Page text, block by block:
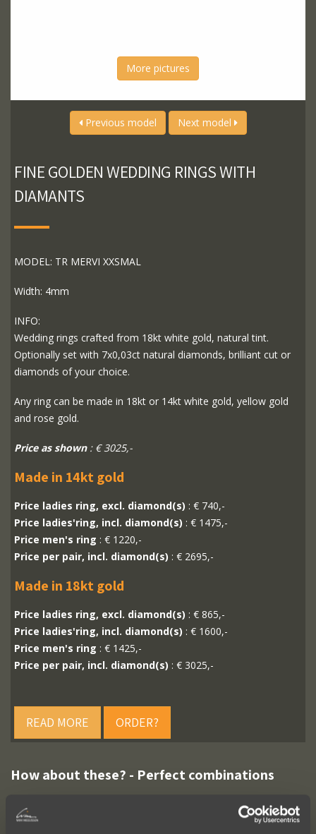
More pictures
Previous model Next model
FINE GOLDEN WEDDING RINGS WITH
DIAMANTS
MODEL: TR MERVI XXSMAL
Width: 4mm
INFO:
Wedding rings crafted from 18kt white gold, natural tint.
Optionally set with 7x0,03ct natural diamonds, brilliant cut or
diamonds of your choice.
Any ring can be made in 18kt or 14kt white gold, yellow gold
and rose gold.
Price as shown: € 3025,-
Made in 14kt gold
Price ladies ring, excl. diamond(s) : € 740,-
Price ladies'ring, incl. diamond(s) : € 1475,-
Price men's ring : € 1220,-
Price per pair, incl. diamond(s) : € 2695,-
Made in 18kt gold
Price ladies ring, excl. diamond(s) : € 865,-
Price ladies'ring, incl. diamond(s) : € 1600,-
Price men's ring : € 1425,-
Price per pair, incl. diamond(s) : € 3025,-
READ MORE ORDER?
How about these? - Perfect combinations